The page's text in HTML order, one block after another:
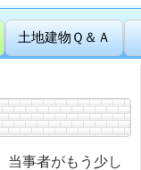
土地建物Ｑ＆Ａ
当事者がもう少し